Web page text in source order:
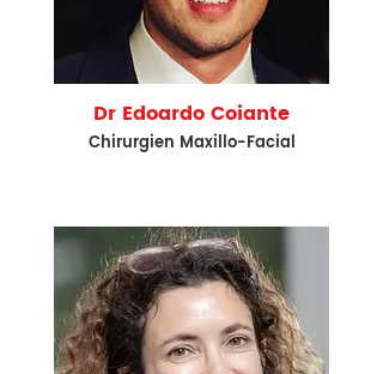
Dr Edoardo Coiante
Chirurgien Maxillo-Facial